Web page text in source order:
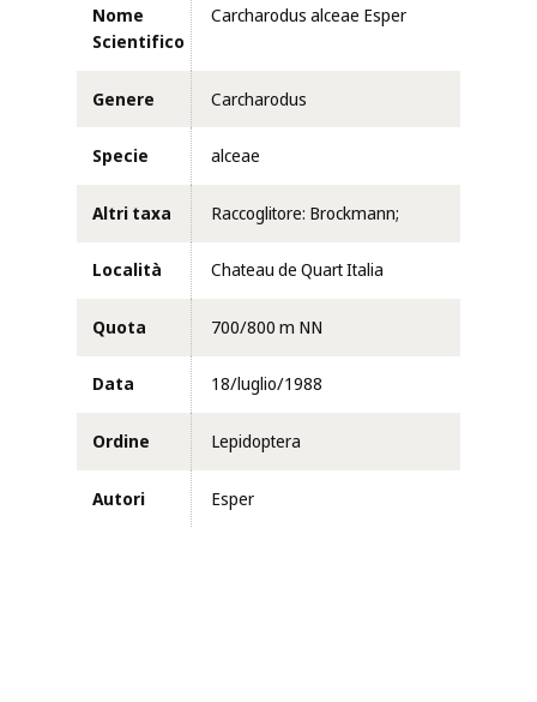
Nome
Scientifico
Carcharodus alceae Esper
Genere Carcharodus
Specie alceae
Altri taxa Raccoglitore: Brockmann;
Località Chateau de Quart Italia
Quota 700/800 m NN
Data 18/luglio/1988
Ordine Lepidoptera
Autori Esper